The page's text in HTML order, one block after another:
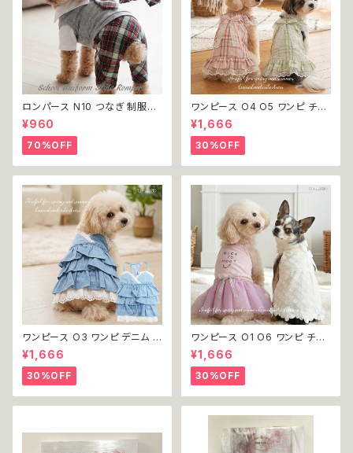
ロンパース N10 つなぎ 制服風
チェック柄 グレー 灰色 コスチュ
ーム コスプレ ドッグウェア dog
犬 猫 ペット 服 犬服 洋服 オシ
ャレ かわいい 小型犬 返品交換
不可
¥960
70%OFF
ワンピース O4 O5 ワンピ チェ
ック プリーツ レース 女の子 犬
犬服 小型 猫 服 洋服 ペット do
g ドッグウェア おしゃれ かわい
い 返品交換不可
¥1,666
30%OFF
ワンピース O3 ワンピ デニム プ
リーツ レース 女の子 犬 犬服
小型 猫 服 洋服 ペット dog ド
ッグウェア おしゃれ かわいい 返
品交換不可
¥1,666
30%OFF
ワンピース O1 O6 ワンピ チュ
ール レース 花 フラワー 女の子
犬 犬服 小型 猫 服 洋服 ペット
dog ドッグウェア おしゃれ かわ
いい 返品交換不可
¥1,666
30%OFF